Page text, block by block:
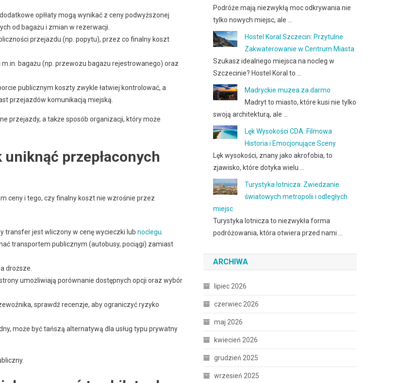
opłłaty mogą wynikać z ceny podwyższonej
od bagażu i zmian w rezerwacji.
przejazdu (np. popytu), przez co finalny koszt
m.in. bagażu (np. przewozu bagażu rejestrowanego) oraz
publicznym koszty zwykle łatwiej kontrolować, a
przejazdów komunikacją miejską.
przejazdy, a także sposób organizacji, który może
przepłaconych
ceny i tego, czy finalny koszt nie wzrośnie przez
transfer jest wliczony w cenę wycieczki lub noclegu.
transportem publicznym (autobusy, pociągi) zamiast
droższe.
umożliwiają porównanie dostępnych opcji oraz wybór
sprawdź recenzje, aby ograniczyć ryzyko
może być tańszą alternatywą dla usług typu prywatny
Podróże mają niezwykłą moc odkrywania nie
tylko nowych miejsc, ale …
Hostel Koral Szczecin: Przytulne
Zakwaterowanie w Centrum Miasta
Szukasz idealnego miejsca na nocleg w
Szczecinie? Hostel Koral to …
Madryckie muzea za darmo
Madryt to miasto, które kusi nie tylko
swoją architekturą, ale …
Lęk Wysokości CDA: Filmowa
Historia i Emocjonujące Sceny
Lęk wysokości, znany jako akrofobia, to
zjawisko, które dotyka wielu …
Turystyka lotnicza: Zwiedzanie
światowych metropolii i odległych
miejsc
Turystyka lotnicza to niezwykła forma
podróżowania, która otwiera przed nami …
ARCHIWA
lipiec 2026
czerwiec 2026
maj 2026
kwiecień 2026
grudzień 2025
wrzesień 2025